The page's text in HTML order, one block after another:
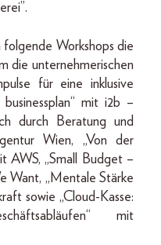
Workshops die
die unternehmerischen
für eine inklusive
mit i2b –
durch Beratung und
Wien, „Von der
AWS, „Small Budget –
Want, „Mentale Stärke
sowie „Cloud-Kasse:
mit